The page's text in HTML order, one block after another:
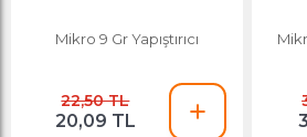
Mikro 9 Gr Yapıştırıcı
22,50 TL
20,09 TL